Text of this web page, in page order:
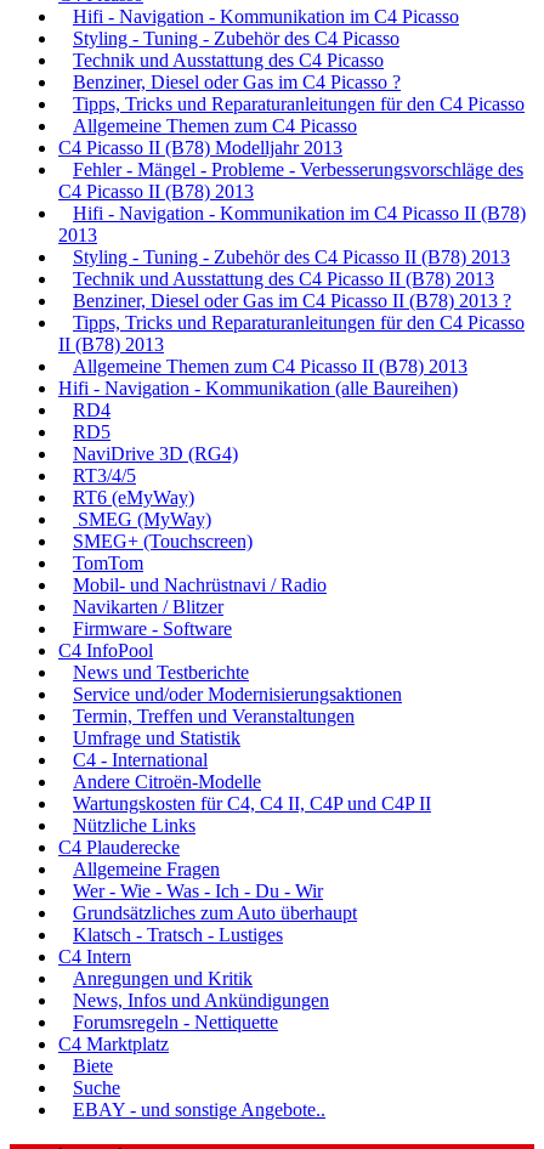
Hifi - Navigation - Kommunikation im C4 Picasso
Styling - Tuning - Zubehör des C4 Picasso
Technik und Ausstattung des C4 Picasso
Benziner, Diesel oder Gas im C4 Picasso ?
Tipps, Tricks und Reparaturanleitungen für den C4 Picasso
Allgemeine Themen zum C4 Picasso
C4 Picasso II (B78) Modelljahr 2013
Fehler - Mängel - Probleme - Verbesserungsvorschläge des
C4 Picasso II (B78) 2013
Hifi - Navigation - Kommunikation im C4 Picasso II (B78)
2013
Styling - Tuning - Zubehör des C4 Picasso II (B78) 2013
Technik und Ausstattung des C4 Picasso II (B78) 2013
Benziner, Diesel oder Gas im C4 Picasso II (B78) 2013 ?
Tipps, Tricks und Reparaturanleitungen für den C4 Picasso
II (B78) 2013
Allgemeine Themen zum C4 Picasso II (B78) 2013
Hifi - Navigation - Kommunikation (alle Baureihen)
RD4
RD5
NaviDrive 3D (RG4)
RT3/4/5
RT6 (eMyWay)
SMEG (MyWay)
SMEG+ (Touchscreen)
TomTom
Mobil- und Nachrüstnavi / Radio
Navikarten / Blitzer
Firmware - Software
C4 InfoPool
News und Testberichte
Service und/oder Modernisierungsaktionen
Termin, Treffen und Veranstaltungen
Umfrage und Statistik
C4 - International
Andere Citroën-Modelle
Wartungskosten für C4, C4 II, C4P und C4P II
Nützliche Links
C4 Plauderecke
Allgemeine Fragen
Wer - Wie - Was - Ich - Du - Wir
Grundsätzliches zum Auto überhaupt
Klatsch - Tratsch - Lustiges
C4 Intern
Anregungen und Kritik
News, Infos und Ankündigungen
Forumsregeln - Nettiquette
C4 Marktplatz
Biete
Suche
EBAY - und sonstige Angebote..